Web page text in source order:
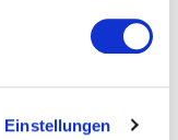
Einstellungen